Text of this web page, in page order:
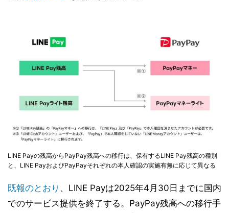
LINE Payの残高からPayPay残高への移行は、保有するLINE Pay残高の種別
と、LINE PayおよびPayPayそれぞれの本人確認の実施有無に応じて異なる
既報のとおり 、LINE Payは2025年4月30日までに国内
でのサービス提供を終了する。PayPay残高への移行手